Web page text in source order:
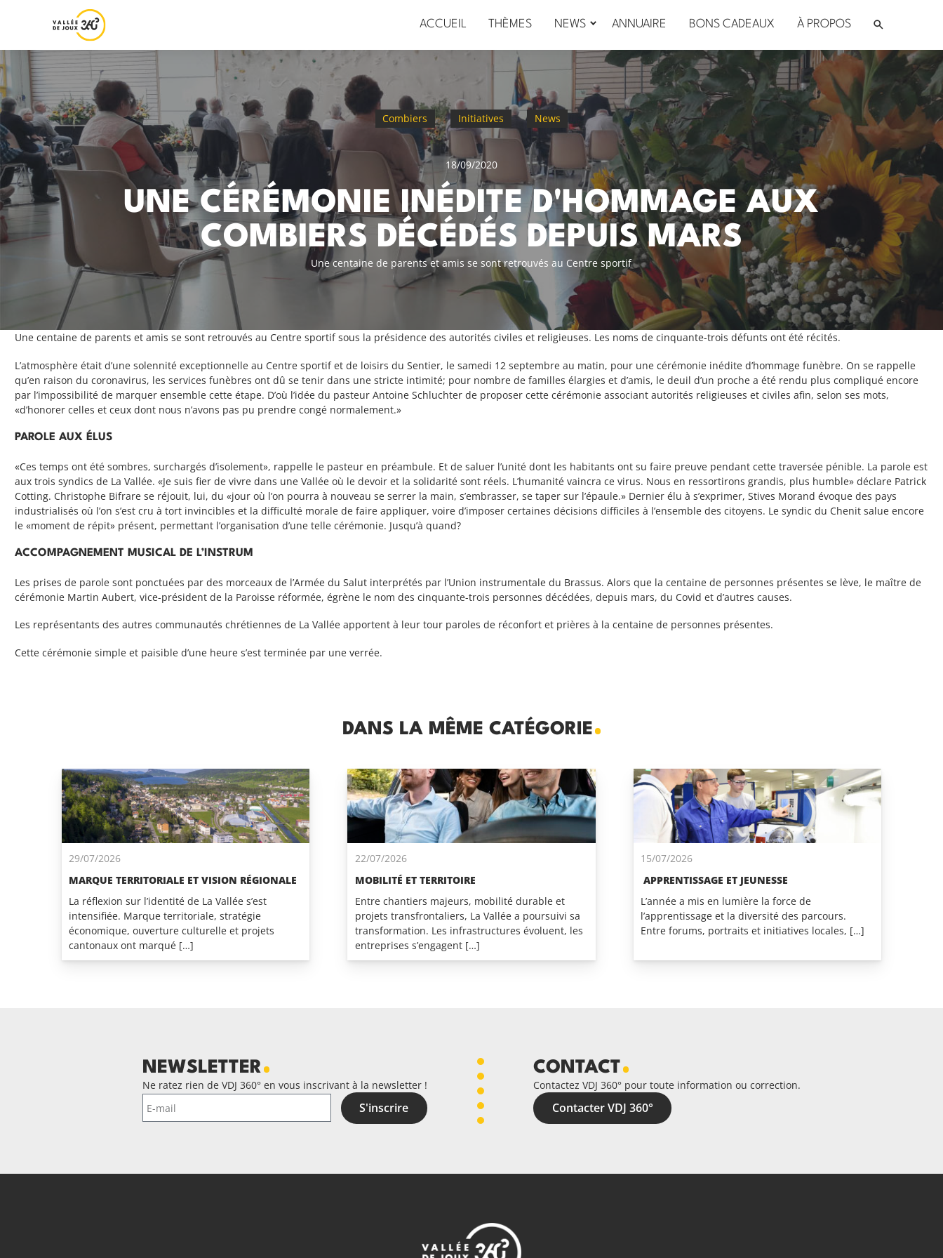
ACCUEIL THÈMES NEWS ANNUAIRE BONS CADEAUX À PROPOS
Combiers Initiatives News
18/09/2020
UNE CÉRÉMONIE INÉDITE D'HOMMAGE AUX
COMBIERS DÉCÉDÉS DEPUIS MARS
Une centaine de parents et amis se sont retrouvés au Centre sportif
Une centaine de parents et amis se sont retrouvés au Centre sportif sous la présidence des autorités civiles et religieuses. Les noms de cinquante-trois défunts ont été récités.
L’atmosphère était d’une solennité exceptionnelle au Centre sportif et de loisirs du Sentier, le samedi 12 septembre au matin, pour une cérémonie inédite d’hommage funèbre. On se rappelle
qu’en raison du coronavirus, les services funèbres ont dû se tenir dans une stricte intimité; pour nombre de familles élargies et d’amis, le deuil d’un proche a été rendu plus compliqué encore
par l’impossibilité de marquer ensemble cette étape. D’où l’idée du pasteur Antoine Schluchter de proposer cette cérémonie associant autorités religieuses et civiles afin, selon ses mots,
«d’honorer celles et ceux dont nous n’avons pas pu prendre congé normalement.»
PAROLE AUX ÉLUS
«Ces temps ont été sombres, surchargés d’isolement», rappelle le pasteur en préambule. Et de saluer l’unité dont les habitants ont su faire preuve pendant cette traversée pénible. La parole est
aux trois syndics de La Vallée. «Je suis fier de vivre dans une Vallée où le devoir et la solidarité sont réels. L’humanité vaincra ce virus. Nous en ressortirons grandis, plus humble» déclare Patrick
Cotting. Christophe Bifrare se réjouit, lui, du «jour où l’on pourra à nouveau se serrer la main, s’embrasser, se taper sur l’épaule.» Dernier élu à s’exprimer, Stives Morand évoque des pays
industrialisés où l’on s’est cru à tort invincibles et la difficulté morale de faire appliquer, voire d’imposer certaines décisions difficiles à l’ensemble des citoyens. Le syndic du Chenit salue encore
le «moment de répit» présent, permettant l’organisation d’une telle cérémonie. Jusqu’à quand?
ACCOMPAGNEMENT MUSICAL DE L’INSTRUM
Les prises de parole sont ponctuées par des morceaux de l’Armée du Salut interprétés par l’Union instrumentale du Brassus. Alors que la centaine de personnes présentes se lève, le maître de
cérémonie Martin Aubert, vice-président de la Paroisse réformée, égrène le nom des cinquante-trois personnes décédées, depuis mars, du Covid et d’autres causes.
Les représentants des autres communautés chrétiennes de La Vallée apportent à leur tour paroles de réconfort et prières à la centaine de personnes présentes.
Cette cérémonie simple et paisible d’une heure s’est terminée par une verrée.
DANS LA MÊME CATÉGORIE
29/07/2026
MARQUE TERRITORIALE ET VISION RÉGIONALE
La réflexion sur l’identité de La Vallée s’est
intensifiée. Marque territoriale, stratégie
économique, ouverture culturelle et projets
cantonaux ont marqué […]
22/07/2026
MOBILITÉ ET TERRITOIRE
Entre chantiers majeurs, mobilité durable et
projets transfrontaliers, La Vallée a poursuivi sa
transformation. Les infrastructures évoluent, les
entreprises s’engagent […]
15/07/2026
APPRENTISSAGE ET JEUNESSE
L’année a mis en lumière la force de
l’apprentissage et la diversité des parcours.
Entre forums, portraits et initiatives locales, […]
NEWSLETTER
Ne ratez rien de VDJ 360° en vous inscrivant à la newsletter !
S'inscrire
CONTACT
Contactez VDJ 360° pour toute information ou correction.
Contacter VDJ 360°